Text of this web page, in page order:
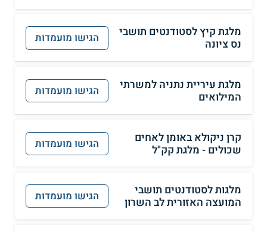
מלגת קיץ לסטודנטים תושבי
נס ציונה
הגישו מועמדות
מלגת עיריית נתניה למשרתי
המילואים
הגישו מועמדות
קרן ניקולא באומן לאחים
שכולים - מלגת קק"ל
הגישו מועמדות
מלגות לסטודנטים תושבי
המועצה האזורית לב השרון
הגישו מועמדות